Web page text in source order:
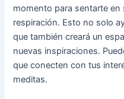
momento para sentarte
respiración. Esto no solo
que también creará un
nuevas inspiraciones.
que conecten con tus
meditas.